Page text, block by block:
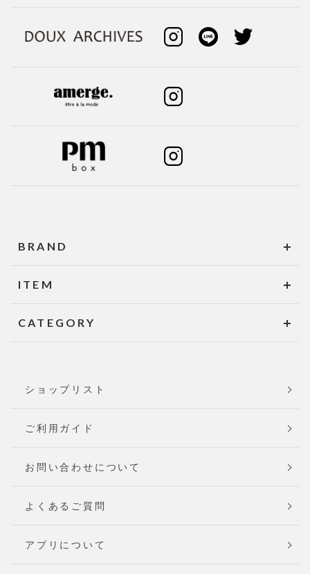
BRAND
ITEM
CATEGORY
ショップリスト
ご利用ガイド
お問い合わせについて
よくあるご質問
アプリについて